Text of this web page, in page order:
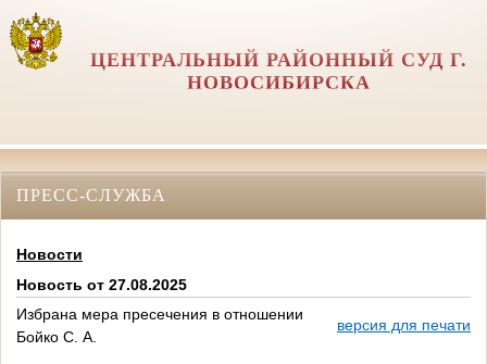
ЦЕНТРАЛЬНЫЙ РАЙОННЫЙ СУД Г.
НОВОСИБИРСКА
ПРЕСС-СЛУЖБА
Новости
Новость от 27.08.2025
Избрана мера пресечения в отношении
Бойко С. А.
версия для печати